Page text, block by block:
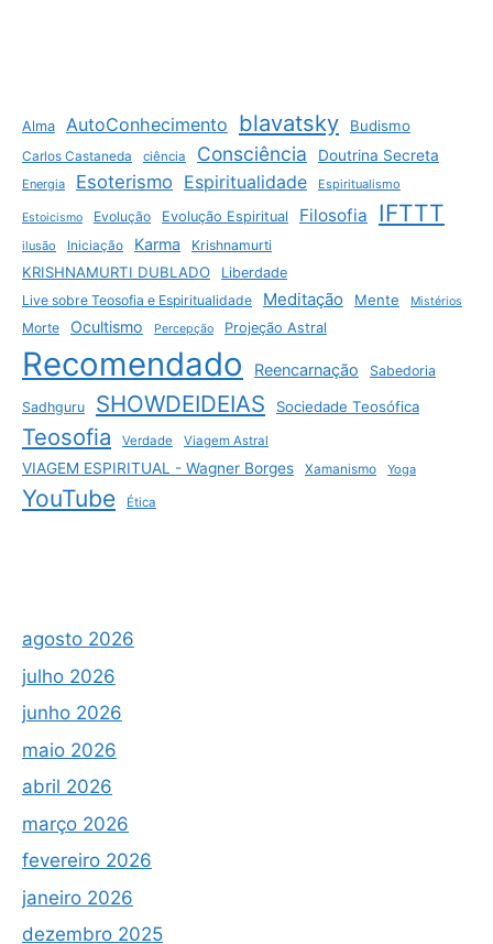
Alma AutoConhecimento blavatsky Budismo
Carlos Castaneda ciência Consciência Doutrina Secreta
Energia Esoterismo Espiritualidade Espiritualismo
Estoicismo Evolução Evolução Espiritual Filosofia IFTTT
ilusão Iniciação Karma Krishnamurti
KRISHNAMURTI DUBLADO
Liberdade
Live sobre Teosofia e Espiritualidade
Meditação Mente Mistérios
Morte Ocultismo Percepção Projeção Astral
Recomendado Reencarnação Sabedoria
Sadhguru SHOWDEIDEIAS Sociedade Teosófica
Teosofia Verdade Viagem Astral
VIAGEM ESPIRITUAL - Wagner Borges Xamanismo Yoga
YouTube Ética
agosto 2026
julho 2026
junho 2026
maio 2026
abril 2026
março 2026
fevereiro 2026
janeiro 2026
dezembro 2025